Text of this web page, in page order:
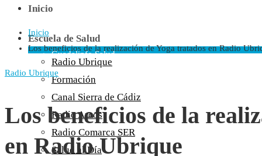
Opinión
Radio
Guadalinfo Salud
Radio Guadalete
COPE Pontevedra
Salud en Radio Ubrique
Salud en Verano
Plataforma
Inicio
Escuela de Salud
Radio Ubrique
Formación
Canal Sierra de Cádiz
Radio Arcos
Radio Comarca SER
Salud al Día
Inicio
Los beneficios de la realización de Yoga tratados en Radio
Radio Ubrique
Los beneficios de la
en Radio Ubrique